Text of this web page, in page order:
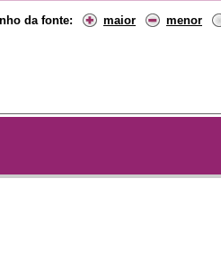
da fonte: maior menor